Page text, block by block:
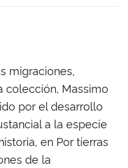
migraciones,
colección, Massimo
por el desarrollo
a la especie
en Por tierras
de la